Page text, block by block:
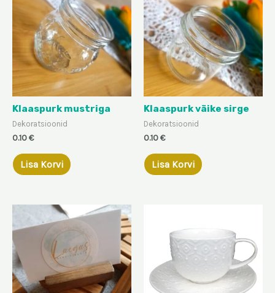
Klaaspurk mustriga
Dekoratsioonid
0.10€
Lisa Korvi
Klaaspurk väike sirge
Dekoratsioonid
0.10€
Lisa Korvi